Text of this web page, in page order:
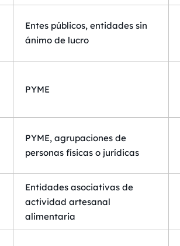
Entes públicos, entidades sin
ánimo de lucro
PYME
PYME, agrupaciones de
personas físicas o jurídicas
Entidades asociativas de
actividad artesanal
alimentaria